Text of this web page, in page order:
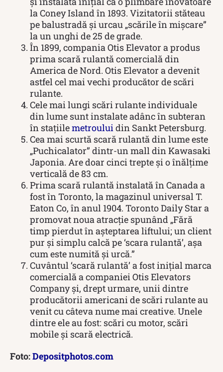
la Coney Island în 1893. Vizitatorii stăteau
pe balustradă și urcau „scările în mișcare”
la un unghi de 25 de grade.
În 1899, compania Otis Elevator a produs
prima scară rulantă comercială din
America de Nord. Otis Elevator a devenit
astfel cel mai vechi producător de scări
rulante.
Cele mai lungi scări rulante individuale
din lume sunt instalate adânc în subteran
în stațiilemetrouluidin Sankt Petersburg.
Cea mai scurtă scară rulantă din lume este
„Puchicalator” dintr-un mall din Kawasaki
Japonia. Are doar cinci trepte și o înălțime
verticală de 83 cm.
Prima scară rulantă instalată în Canada a
fost în Toronto, la magazinul universal T.
Eaton Co, în anul 1904. Toronto Daily Star a
promovat noua atracție spunând „Fără
timp pierdut în așteptarea liftului; un client
pur și simplu calcă pe ‘scara rulantă’, așa
cum este numită și urcă.”
Cuvântul ‘scară rulantă’ a fost inițial marca
comercială a companiei Otis Elevators
Company și, drept urmare, unii dintre
producătorii americani de scări rulante au
venit cu câteva nume mai creative. Unele
dintre ele au fost: scări cu motor, scări
mobile și scară electrică.
Foto:Depositphotos.com